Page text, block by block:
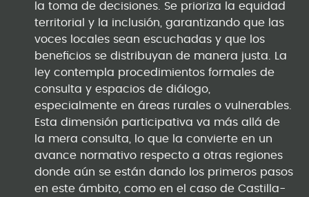
la toma de decisiones. Se prioriza la equidad
territorial y la inclusión, garantizando que las
voces locales sean escuchadas y que los
beneficios se distribuyan de manera justa. La
ley contempla procedimientos formales de
consulta y espacios de diálogo,
especialmente en áreas rurales o vulnerables.
Esta dimensión participativa va más allá de
la mera consulta, lo que la convierte en un
avance normativo respecto a otras regiones
donde aún se están dando los primeros pasos
en este ámbito, como en el caso de Castilla-